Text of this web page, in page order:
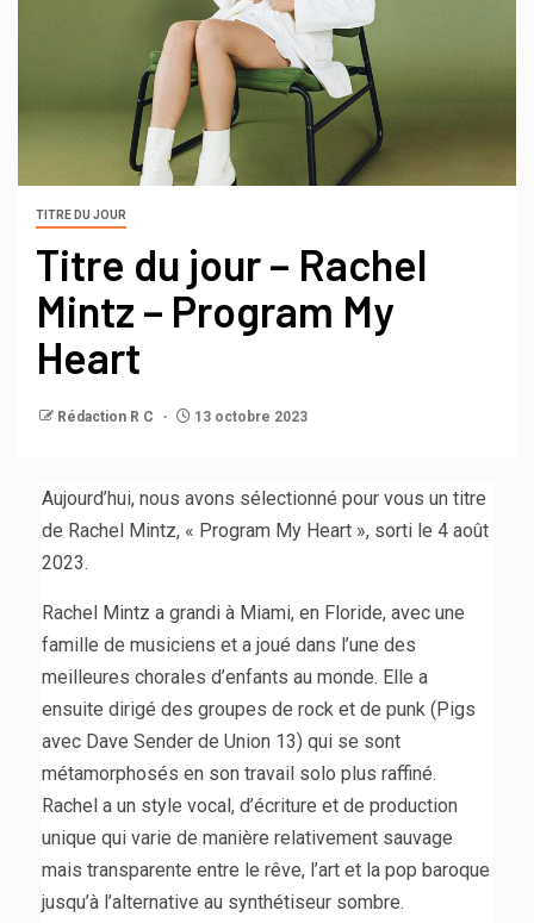
TITRE DU JOUR
Titre du jour – Rachel
Mintz – Program My
Heart
Rédaction R C 13 octobre 2023
Aujourd’hui, nous avons sélectionné pour vous un titre
de Rachel Mintz, « Program My Heart », sorti le 4 août
2023.
Rachel Mintz a grandi à Miami, en Floride, avec une
famille de musiciens et a joué dans l’une des
meilleures chorales d’enfants au monde. Elle a
ensuite dirigé des groupes de rock et de punk (Pigs
avec Dave Sender de Union 13) qui se sont
métamorphosés en son travail solo plus raffiné.
Rachel a un style vocal, d’écriture et de production
unique qui varie de manière relativement sauvage
mais transparente entre le rêve, l’art et la pop baroque
jusqu’à l’alternative au synthétiseur sombre.